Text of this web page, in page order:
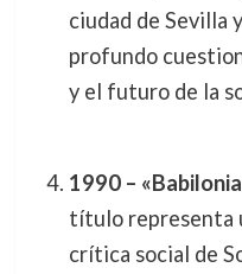
ciudad de Sevilla
profundo
y el futuro de la
1990 –
título representa
crítica social de